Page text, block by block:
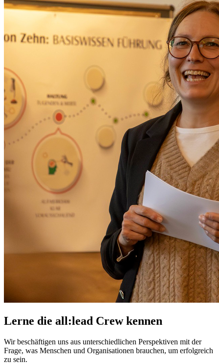
Lerne die all:lead Crew kennen
Wir beschäftigen uns aus unterschiedlichen Perspektiven mit der
Frage, was Menschen und Organisationen brauchen, um erfolgreich
zu sein.